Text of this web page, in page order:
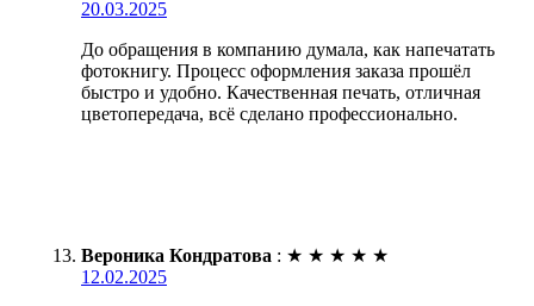
20.03.2025
До обращения в компанию думала, как напечатать
фотокнигу. Процесс оформления заказа прошёл
быстро и удобно. Качественная печать, отличная
цветопередача, всё сделано профессионально.
Вероника Кондратова : ★ ★ ★ ★ ★
12.02.2025